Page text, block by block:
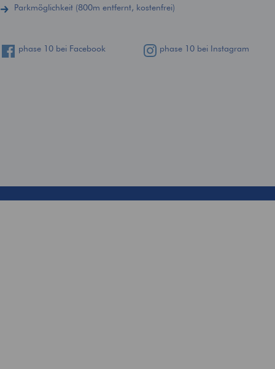
Parkmöglichkeit (800m entfernt, kostenfrei)
phase 10 bei Facebook phase 10 bei Instagram